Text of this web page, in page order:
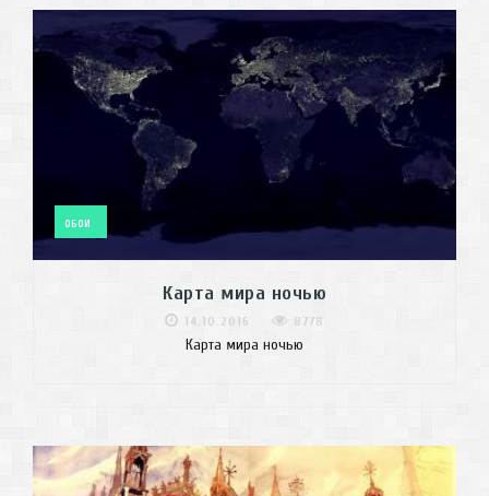
ОБОИ
Карта мира ночью
14.10.2016 8778
Карта мира ночью